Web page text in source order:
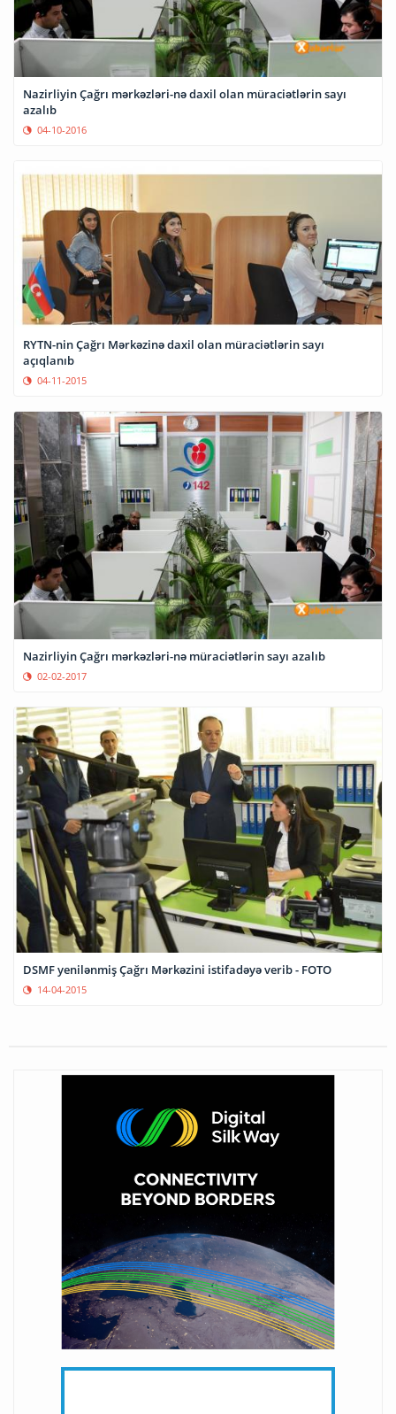
Nazirliyin Çağrı mərkəzləri-nə daxil olan müraciətlərin sayı
azalıb
04-10-2016
RYTN-nin Çağrı Mərkəzinə daxil olan müraciətlərin sayı
açıqlanıb
04-11-2015
Nazirliyin Çağrı mərkəzləri-nə müraciətlərin sayı azalıb
02-02-2017
DSMF yenilənmiş Çağrı Mərkəzini istifadəyə verib - FOTO
14-04-2015